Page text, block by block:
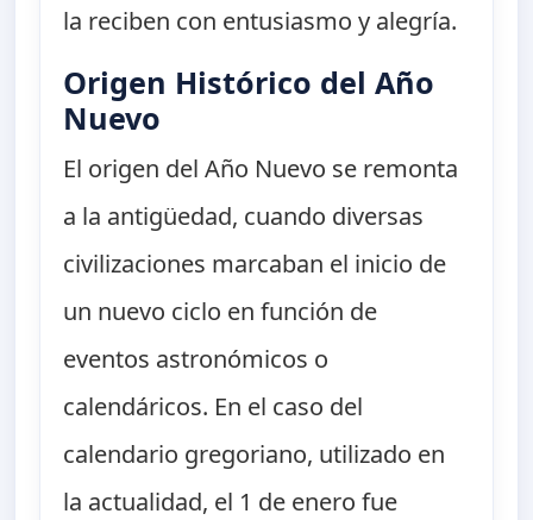
la reciben con entusiasmo y alegría.
Origen Histórico del Año
Nuevo
El origen del Año Nuevo se remonta
a la antigüedad, cuando diversas
civilizaciones marcaban el inicio de
un nuevo ciclo en función de
eventos astronómicos o
calendáricos. En el caso del
calendario gregoriano, utilizado en
la actualidad, el 1 de enero fue